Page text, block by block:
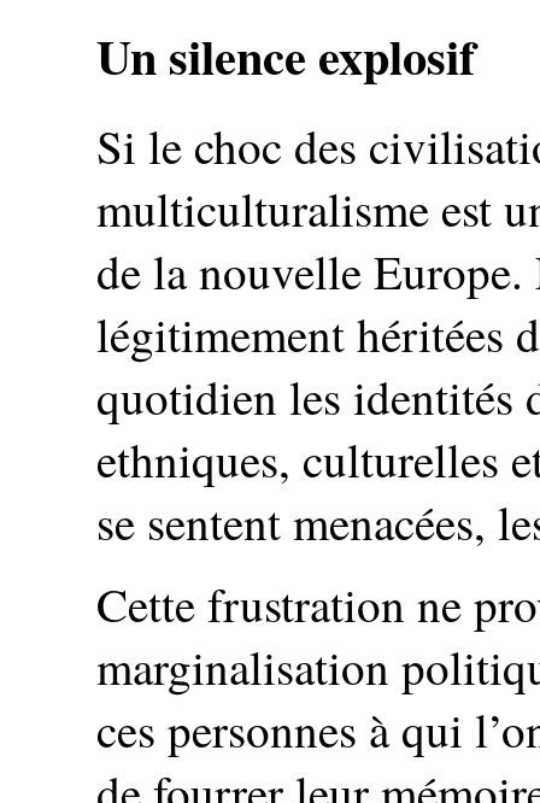
Un silence explosif
Si le choc des
multiculturalisme est
de la nouvelle
légitimement héritées
quotidien les identités
ethniques, culturelles
se sentent menacées,
Cette frustration ne
marginalisation
ces personnes à qui